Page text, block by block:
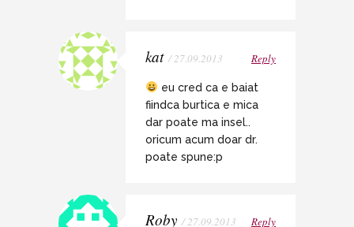
kat / 27.09.2013 Reply
eu cred ca e baiat
fiindca burtica e mica
dar poate ma insel..
oricum acum doar dr.
poate spune:p
Roby / 27.09.2013 Reply